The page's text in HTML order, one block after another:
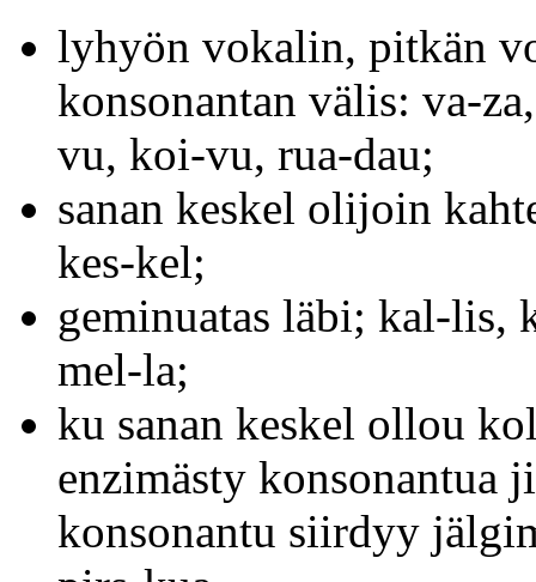
lyhyön vokalin, pitkän
konsonantan välis: va-
vu, koi-vu, rua-dau;
sanan keskel olijoin
kes-kel;
geminuatas läbi; kal-lis,
mel-la;
ku sanan keskel ollou
enzimästy konsonantua
konsonantu siirdyy